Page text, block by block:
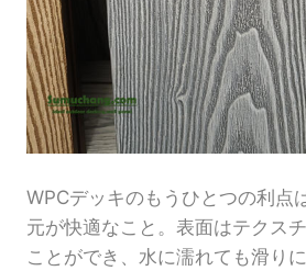
WPCデッキのもうひとつの利点
元が快適なこと。表面はテクス
ことができ、水に濡れても滑り